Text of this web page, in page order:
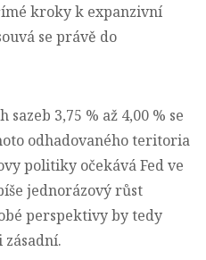
kroky k expanzivní
se právě do
sazeb 3,75 % až 4,00 % se
odhadovaného teritoria
politiky očekává Fed ve
jednorázový růst
perspektivy by tedy